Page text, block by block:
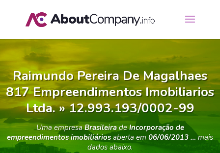
Raimundo Pereira De Magalhaes
817 Empreendimentos Imobiliarios
Ltda. » 12.993.193/0002-99
Uma empresaBrasileiradeIncorporação de
empreendimentos imobiliáriosaberta em 06/06/2013 …mais
dados abaixo.